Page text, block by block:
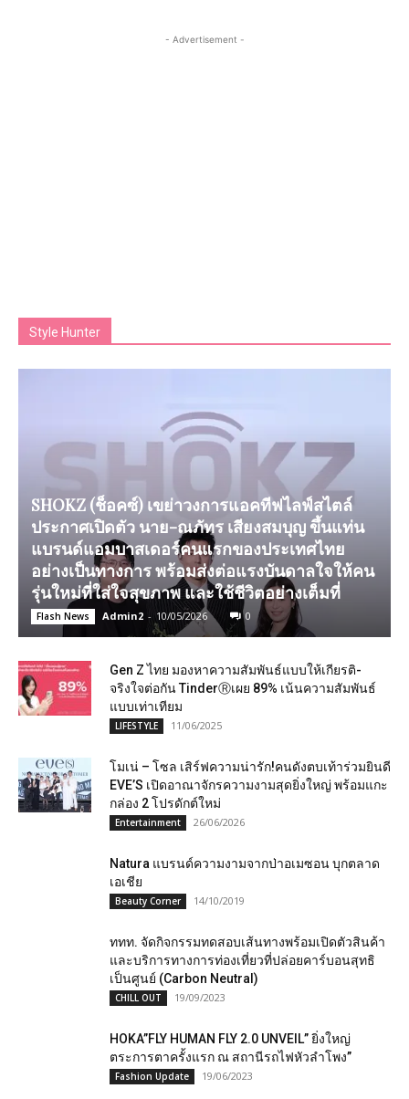
- Advertisement -
Style Hunter
SHOKZ (ช็อคซ์) เขย่าวงการแอคทีฟไลฟ์สไตล์
ประกาศเปิดตัว นาย-ณภัทร เสียงสมบุญ ขึ้นแท่น
แบรนด์แอมบาสเดอร์คนแรกของประเทศไทย
อย่างเป็นทางการ พร้อมส่งต่อแรงบันดาลใจให้คน
รุ่นใหม่ที่ใส่ใจสุขภาพ และใช้ชีวิตอย่างเต็มที่
Flash News Admin2 - 10/05/2026 0
Gen Z ไทย มองหาความสัมพันธ์แบบให้เกียรติ-
จริงใจต่อกัน TinderⓇเผย 89% เน้นความสัมพันธ์
แบบเท่าเทียม
LIFESTYLE 11/06/2025
โมเน่ – โซล เสิร์ฟความน่ารัก!คนดังตบเท้าร่วมยินดี
EVE’S เปิดอาณาจักรความงามสุดยิ่งใหญ่ พร้อมแกะ
กล่อง 2 โปรดักต์ใหม่
Entertainment 26/06/2026
Natura​ แบรนด์​ความ​งามจากป่าอเมซอน​ บุกตลาด​
เอเชีย​
Beauty Corner 14/10/2019
ททท. จัดกิจกรรมทดสอบเส้นทางพร้อมเปิดตัวสินค้า
และบริการทางการท่องเที่ยวที่ปล่อยคาร์บอนสุทธิ
เป็นศูนย์ (Carbon Neutral)
CHILL OUT 19/09/2023
HOKA”FLY HUMAN FLY 2.0 UNVEIL” ยิ่งใหญ่
ตระการตาครั้งแรก ณ สถานีรถไฟหัวลำโพง”
Fashion Update 19/06/2023